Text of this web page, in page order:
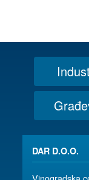
DAR D.O.O.